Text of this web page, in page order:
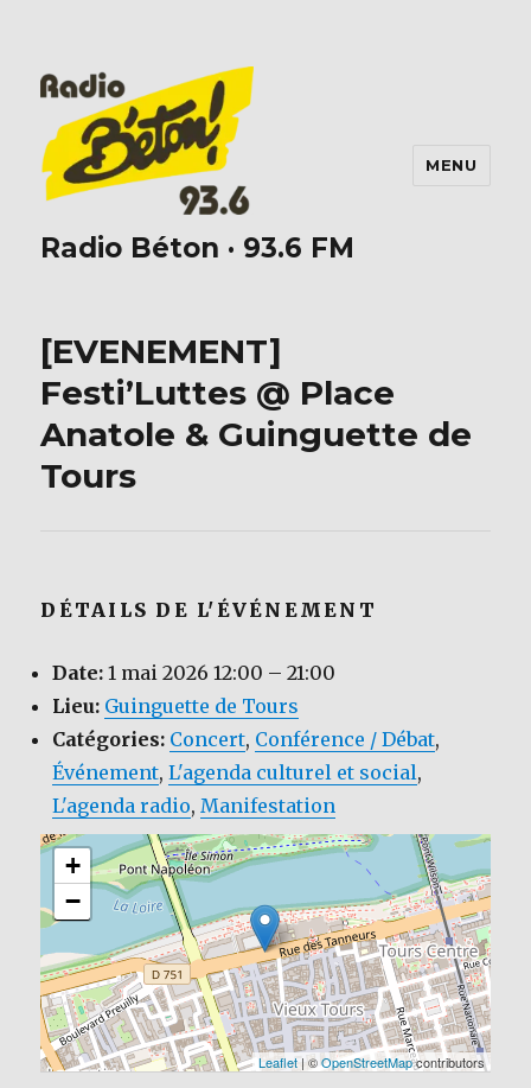
Radio Béton · 93.6 FM
MENU
[EVENEMENT]
Festi’Luttes @ Place
Anatole & Guinguette de
Tours
DÉTAILS DE L'ÉVÉNEMENT
Date: 1 mai 2026 12:00 –21:00
Lieu: Guinguette de Tours
Catégories: Concert, Conférence / Débat,
Événement,L'agenda culturel et social,
L'agenda radio,Manifestation
+
−
Leaflet| ©OpenStreetMapcontributors